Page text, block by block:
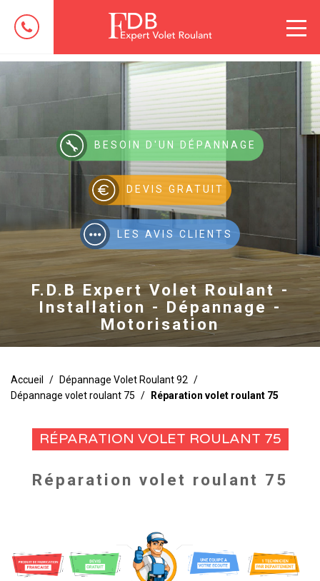
BESOIN D'UN DÉPANNAGE
DEVIS GRATUIT
LES AVIS CLIENTS
F.D.B Expert Volet Roulant -
Installation - Dépannage -
Motorisation
Accueil / Dépannage Volet Roulant 92 /
Dépannage volet roulant 75 / Réparation volet roulant 75
RÉPARATION VOLET ROULANT 75
Réparation volet roulant 75